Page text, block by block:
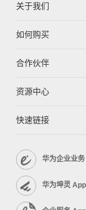
关于我们
如何购买
合作伙伴
资源中心
快速链接
华为企业业
华为坤灵 App